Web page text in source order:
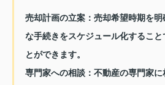
売却計画の立案：売却希望時期を
な手続きをスケジュール化すること
とができます。
専門家への相談：不動産の専門家